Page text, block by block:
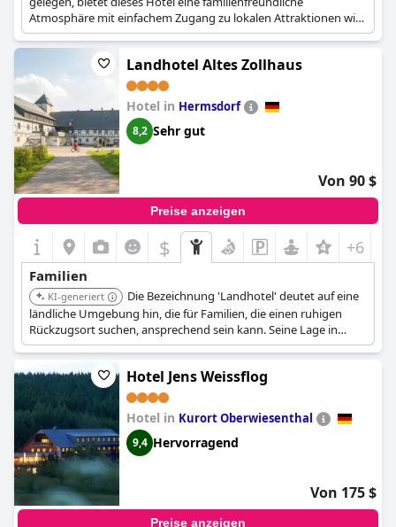
Atmosphäre mit einfachem Zugang zu lokalen Attraktionen wie
dem Spielzeugmuseum, dem Freilichtmuseum und der Seiffen
Adventure World. Die Sommerrodelbahn und der
Abenteuerspielplatz bieten Unterhaltung für alle Altersgruppen.
Landhotel Altes Zollhaus
Hotel in Hermsdorf
8,2 Sehr gut
Von 90 $
Preise anzeigen
$ +6
Familien
KI-generiert
Die Bezeichnung 'Landhotel' deutet auf eine
ländliche Umgebung hin, die für Familien, die einen ruhigen
Rückzugsort suchen, ansprechend sein kann. Seine Lage in
Hermsdorf bietet Zugang zu nahegelegenen Attraktionen.
Hotel Jens Weissflog
Hotel in Kurort Oberwiesenthal
9,4 Hervorragend
Von 175 $
Preise anzeigen